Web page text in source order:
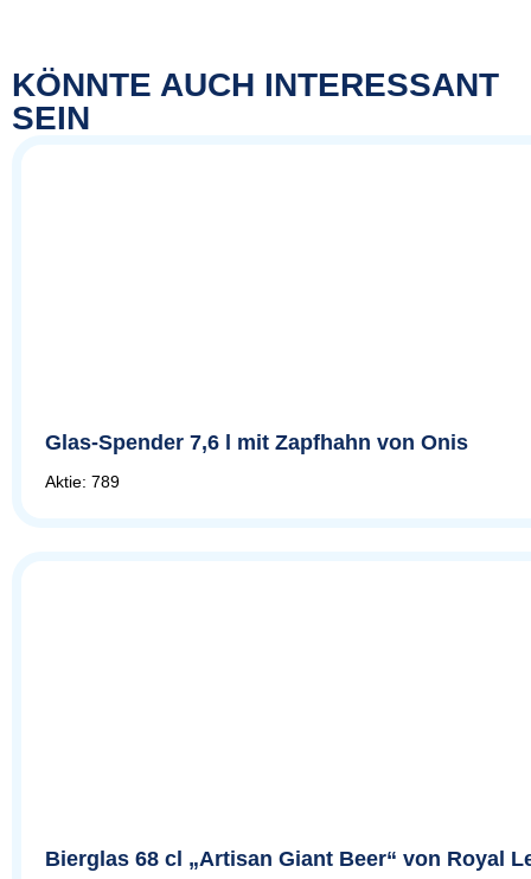
KÖNNTE AUCH INTERESSANT
SEIN
Glas-Spender 7,6 l mit Zapfhahn von Onis
Aktie: 789
Bierglas 68 cl „Artisan Giant Beer“ von Royal